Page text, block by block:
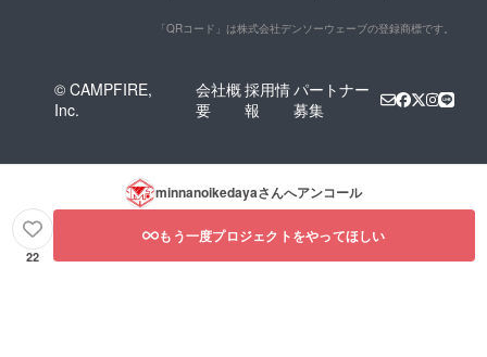
「QRコード」は株式会社デンソーウェーブの登録商標です。
© CAMPFIRE,
Inc.
会社概
要
採用情
報
パートナー
募集
minnanoikedayaさんへアンコール
22
もう一度プロジェクトをやってほしい